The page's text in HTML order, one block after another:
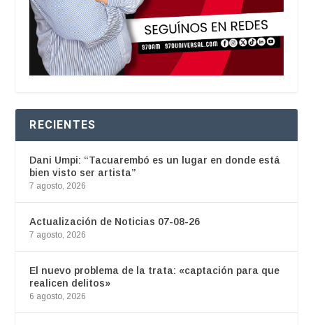
RECIENTES
Dani Umpi: “Tacuarembó es un lugar en donde está
bien visto ser artista”
7 agosto, 2026
Actualización de Noticias 07-08-26
7 agosto, 2026
El nuevo problema de la trata: «captación para que
realicen delitos»
6 agosto, 2026